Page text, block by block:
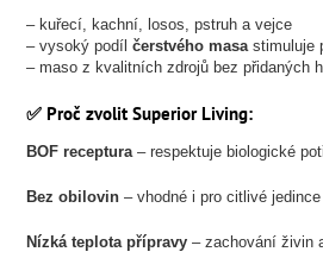
– kuřecí, kachní, losos, pstruh a vejce
– vysoký podílčerstvého masastimuluje
– maso z kvalitních zdrojů bez přidaných
✅ Proč zvolitSuperior Living:
BOF receptura– respektuje biologické
Bez obilovin – vhodné i pro citlivé jedince
Nízká teplota přípravy – zachování živin